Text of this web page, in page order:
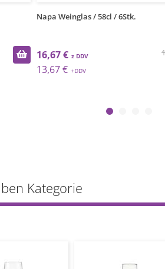
Napa Weinglas / 58cl / 6Stk.
16,67 €
13,67 €
Kategorie